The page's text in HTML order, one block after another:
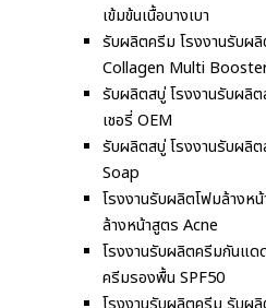
เข้มข้นเนื้อบางเบา
รับผลิตครีม โรงงานรับผลิ
Collagen Multi
รับผลิตสบู่ โรงงานรับผลิ
เชอรี่ OEM
รับผลิตสบู่ โรงงานรับผลิ
Soap
โรงงานรับผลิตโฟมล้างห
ล้างหน้าสูตร Acne
โรงงานรับผลิตครีมกันแ
ครีมรองพื้น SPF50